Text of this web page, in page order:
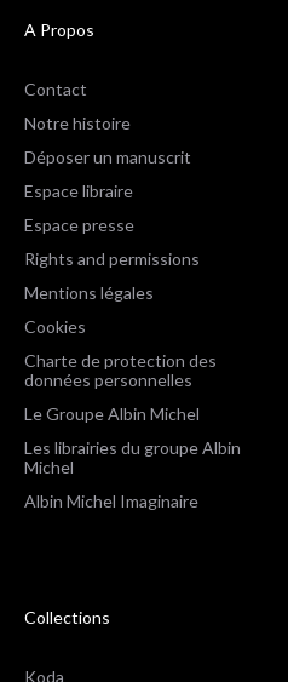
A Propos
Contact
Notre histoire
Déposer un manuscrit
Espace libraire
Espace presse
Rights and permissions
Mentions légales
Cookies
Charte de protection des
données personnelles
Le Groupe Albin Michel
Les librairies du groupe Albin
Michel
Albin Michel Imaginaire
Collections
Koda